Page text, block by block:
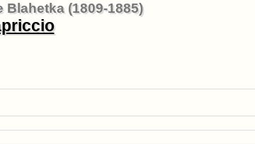
Blahetka (1809-1885)